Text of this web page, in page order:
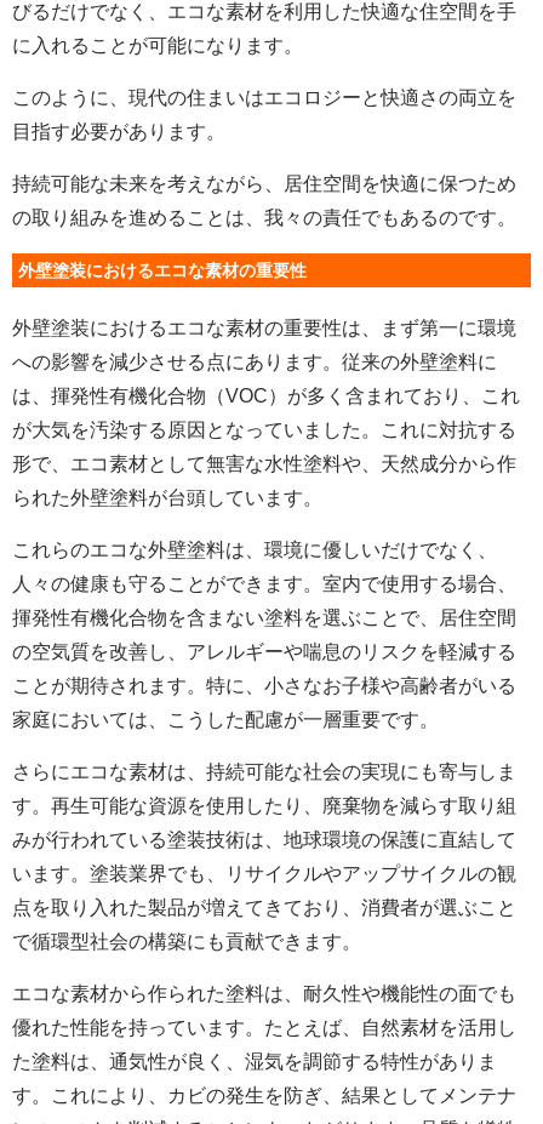
びるだけでなく、エコな素材を利用した快適な住空間を手
に入れることが可能になります。
このように、現代の住まいはエコロジーと快適さの両立を
目指す必要があります。
持続可能な未来を考えながら、居住空間を快適に保つため
の取り組みを進めることは、我々の責任でもあるのです。
外壁塗装におけるエコな素材の重要性
外壁塗装におけるエコな素材の重要性は、まず第一に環境
への影響を減少させる点にあります。従来の外壁塗料に
は、揮発性有機化合物（VOC）が多く含まれており、これ
が大気を汚染する原因となっていました。これに対抗する
形で、エコ素材として無害な水性塗料や、天然成分から作
られた外壁塗料が台頭しています。
これらのエコな外壁塗料は、環境に優しいだけでなく、
人々の健康も守ることができます。室内で使用する場合、
揮発性有機化合物を含まない塗料を選ぶことで、居住空間
の空気質を改善し、アレルギーや喘息のリスクを軽減する
ことが期待されます。特に、小さなお子様や高齢者がいる
家庭においては、こうした配慮が一層重要です。
さらにエコな素材は、持続可能な社会の実現にも寄与しま
す。再生可能な資源を使用したり、廃棄物を減らす取り組
みが行われている塗装技術は、地球環境の保護に直結して
います。塗装業界でも、リサイクルやアップサイクルの観
点を取り入れた製品が増えてきており、消費者が選ぶこと
で循環型社会の構築にも貢献できます。
エコな素材から作られた塗料は、耐久性や機能性の面でも
優れた性能を持っています。たとえば、自然素材を活用し
た塗料は、通気性が良く、湿気を調節する特性がありま
す。これにより、カビの発生を防ぎ、結果としてメンテナ